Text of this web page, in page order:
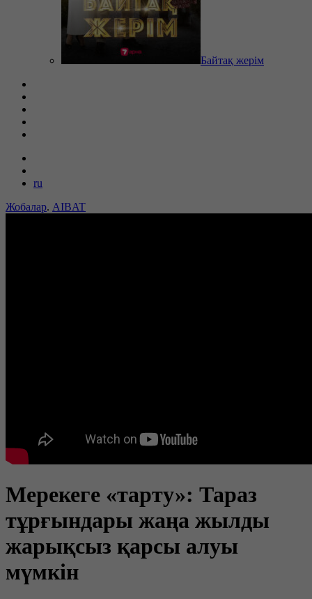
Байтақ жерім
ru
Жобалар. AIBAT
Мерекеге «тарту»: Тараз
тұрғындары жаңа жылды
жарықсыз қарсы алуы
мүмкін